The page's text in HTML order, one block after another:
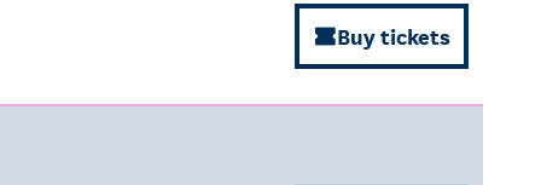
Buy tickets